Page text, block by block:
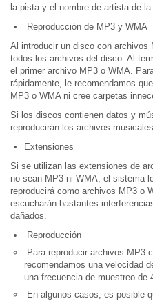
la pista y el nombre de artista de
Reproducción de MP3 y WMA
Al introducir un disco con archivos
todos los archivos del disco. Al
el primer archivo MP3 o WMA.
rápidamente, le recomendamos
MP3 o WMA ni cree carpetas
Si los discos contienen datos y
reproducirán los archivos
Extensiones
Si se utilizan las extensiones de
no sean MP3 ni WMA, el sistema
reproducirá como archivos MP3 o
escucharán bastantes
dañados.
Reproducción
Para reproducir archivos MP3
recomendamos una velocidad
una frecuencia de muestreo de
En algunos casos, es posible